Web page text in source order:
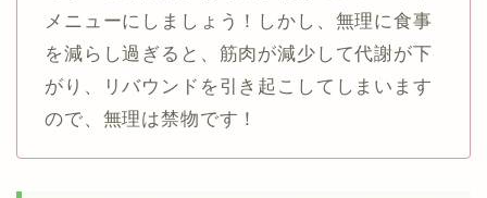
メニューにしましょう！しかし、無理に食事
を減らし過ぎると、筋肉が減少して代謝が下
がり、リバウンドを引き起こしてしまいます
ので、無理は禁物です！